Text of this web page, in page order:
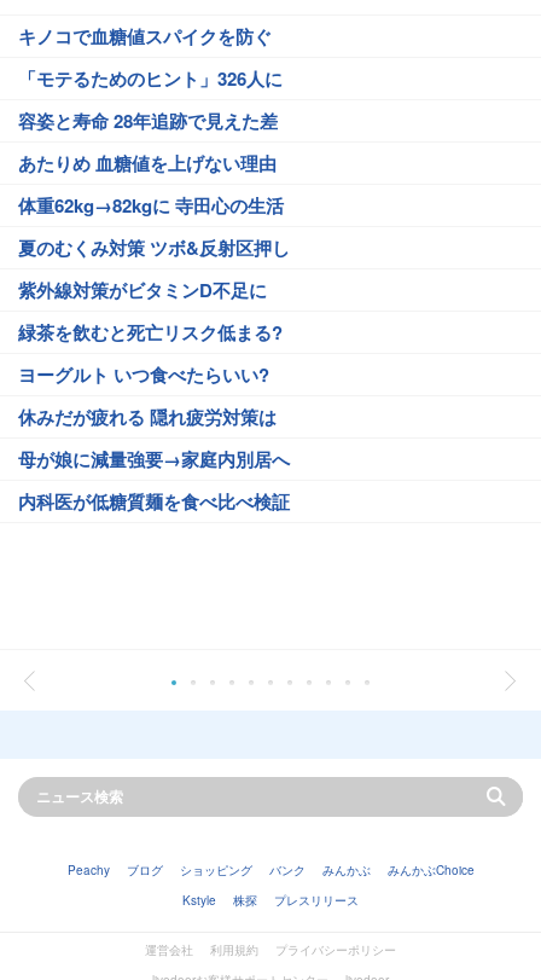
キノコで血糖値スパイクを防ぐ
「モテるためのヒント」326人に
容姿と寿命 28年追跡で見えた差
あたりめ 血糖値を上げない理由
体重62kg→82kgに 寺田心の生活
夏のむくみ対策 ツボ&反射区押し
紫外線対策がビタミンD不足に
緑茶を飲むと死亡リスク低まる?
ヨーグルト いつ食べたらいい?
休みだが疲れる 隠れ疲労対策は
母が娘に減量強要→家庭内別居へ
内科医が低糖質麺を食べ比べ検証
Peachy ブログ ショッピング バンク みんかぶ
みんかぶChoice
Kstyle
株探 プレスリリース
運営会社 利用規約
プライバシーポリシー